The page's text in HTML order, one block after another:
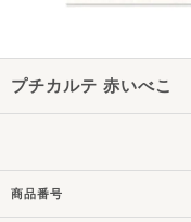
プチカルテ 赤いべこ
商品番号